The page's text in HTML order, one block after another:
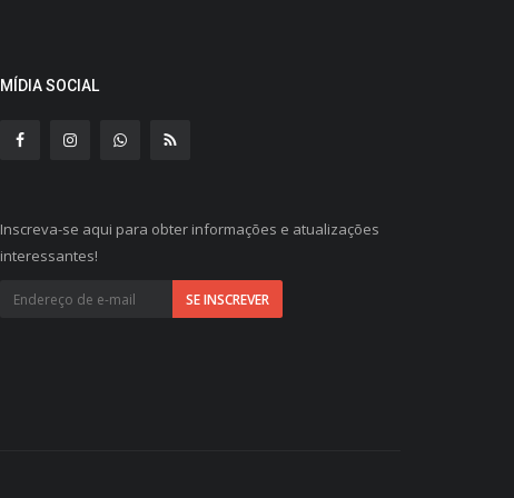
MÍDIA SOCIAL
Inscreva-se aqui para obter informações e atualizações
interessantes!